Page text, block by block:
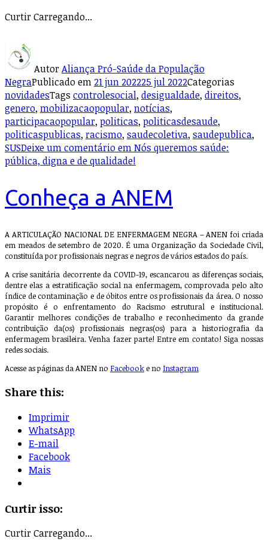
CurtirCarregando...
AutorAliança Pró-Saúde da População
NegraPublicado em 21 jun 202225 jul 2022Categorias
novidadesTags controlesocial, desigualdade, direitos,
genero, mobilizacaopopular, notícias,
participacaopopular, politicas, politicasdesaude,
politicaspublicas, racismo, saudecoletiva, saudepublica,
SUSDeixe um comentárioem Nós queremos saúde:
pública, digna e de qualidade!
Conheça a ANEM
A ARTICULAÇÃO NACIONAL DE ENFERMAGEM NEGRA – ANEN foi criada
em meados de setembro de 2020. É uma Organização da Sociedade Civil,
constituída por profissionais negras e negros de vários estados do país.
A crise sanitária decorrente da COVID-19, escancarou as diferenças sociais,
dentre elas a estratificação social na enfermagem, comprovada pelo alto
índice de contaminação e de óbitos entre os profissionais da área. O nosso
propósito é o enfrentamento do Racismo estrutural e institucional.
Garantir melhores condições de trabalho e reconhecimento da grande
contribuição da(os) profissionais negras(os) para a historiografia da
enfermagem brasileira. Venha fazer parte! Entre em contato! Siga nossas
redes sociais.
Acesse as páginas da ANEN no Facebooke no Instagram
Share this:
Imprimir
WhatsApp
E-mail
Facebook
Mais
Curtir isso:
CurtirCarregando...